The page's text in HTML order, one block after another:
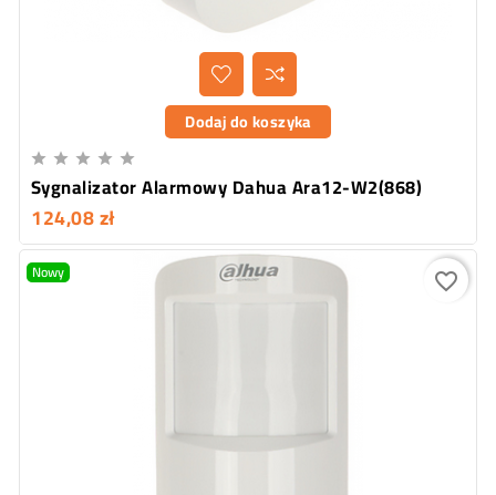
Dodaj do koszyka
    
Sygnalizator Alarmowy Dahua Ara12-W2(868)
124,08 zł
Nowy favorite_border